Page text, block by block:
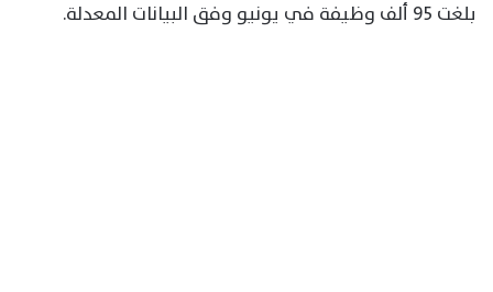
بلغت 95 ألف وظيفة في يونيو وفق البيانات المعدلة.